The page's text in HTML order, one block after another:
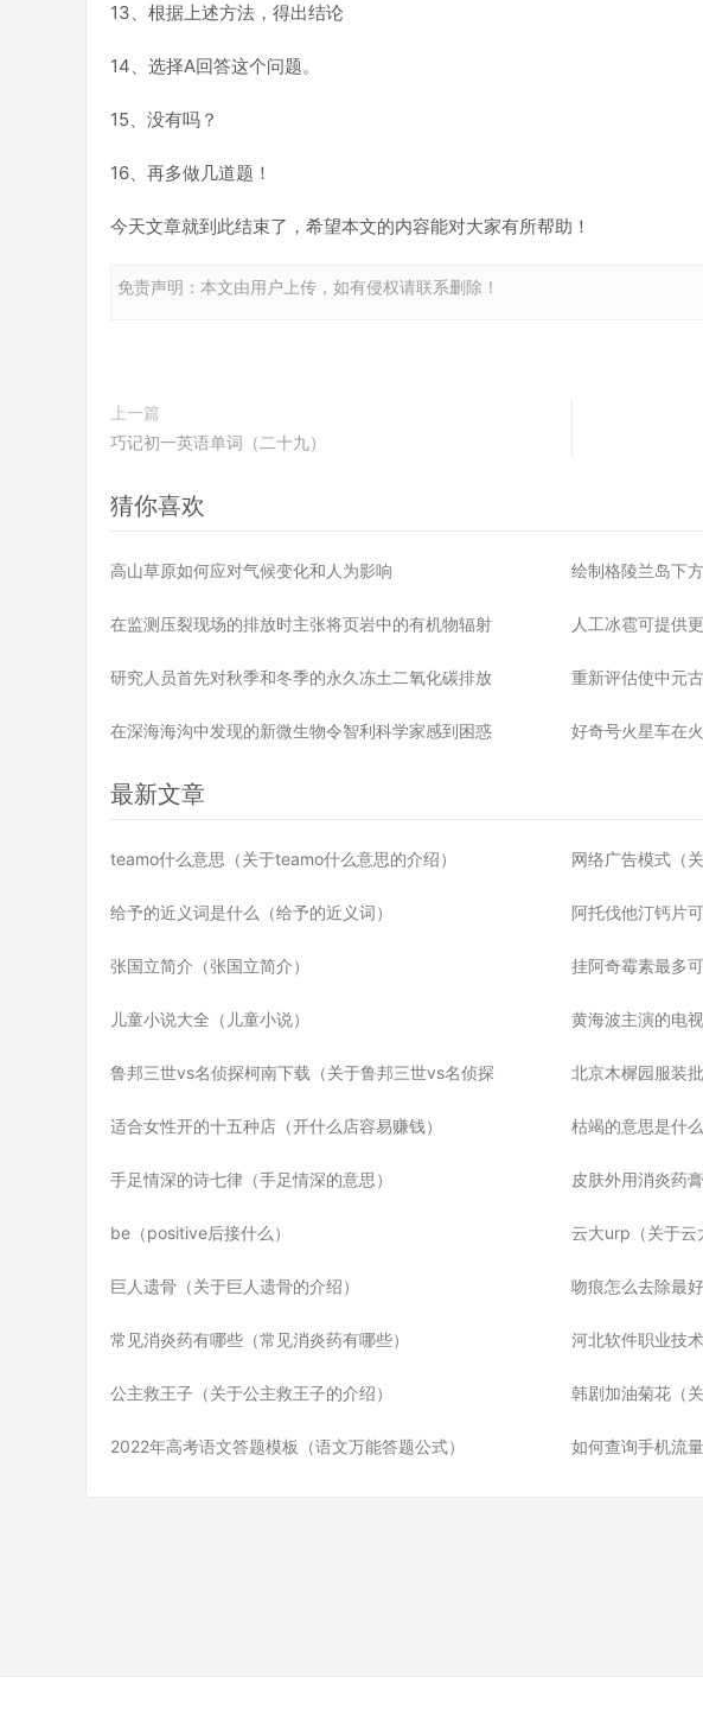
13、根据上述方法，得出结论
14、选择A回答这个问题。
15、没有吗？
16、再多做几道题！
今天文章就到此结束了，希望本文的内容能对大家有所帮助！
免责声明：本文由用户上传，如有侵权请联系删除！
上一篇
巧记初一英语单词（二十九）
猜你喜欢
高山草原如何应对气候变化和人为影响 绘制格陵兰岛下
在监测压裂现场的排放时主张将页岩中的有机物辐射 人工冰雹可提供
研究人员首先对秋季和冬季的永久冻土二氧化碳排放 重新评估使中元
在深海海沟中发现的新微生物令智利科学家感到困惑 好奇号火星车在
最新文章
teamo什么意思（关于teamo什么意思的介绍） 网络广告模式（
给予的近义词是什么（给予的近义词） 阿托伐他汀钙片
张国立简介（张国立简介） 挂阿奇霉素最多
儿童小说大全（儿童小说） 黄海波主演的电
鲁邦三世vs名侦探柯南下载（关于鲁邦三世vs名侦探 北京木樨园服装
适合女性开的十五种店（开什么店容易赚钱） 枯竭的意思是什
手足情深的诗七律（手足情深的意思） 皮肤外用消炎药
be（positive后接什么） 云大urp（关于云
巨人遗骨（关于巨人遗骨的介绍） 吻痕怎么去除最
常见消炎药有哪些（常见消炎药有哪些） 河北软件职业技
公主救王子（关于公主救王子的介绍） 韩剧加油菊花（
2022年高考语文答题模板（语文万能答题公式） 如何查询手机流